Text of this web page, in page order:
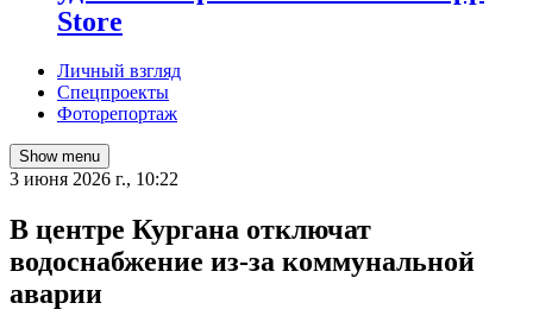
Store
Личный взгляд
Спецпроекты
Фоторепортаж
Show menu
3 июня 2026 г., 10:22
В центре Кургана отключат
водоснабжение из-за коммунальной
аварии